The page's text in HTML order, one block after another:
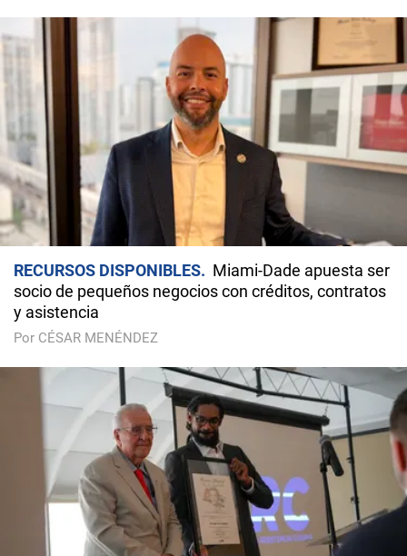
RECURSOS DISPONIBLES
Miami-Dade apuesta ser
socio de pequeños negocios con créditos, contratos
y asistencia
Por CÉSAR MENÉNDEZ